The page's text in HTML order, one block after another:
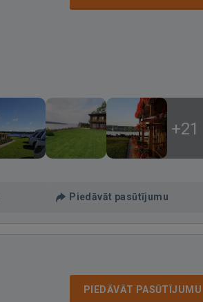
+21
Piedāvāt pasūtījumu
PIEDĀVĀT PASŪTĪJUMU